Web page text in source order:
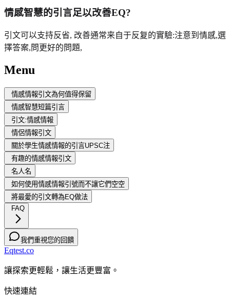
情感智慧的引言足以改善EQ?
引文可以支持反省, 改善通常来自于反复的實驗:注意到情感,選
擇答案,問更好的問題,
Menu
情感情報引文為何值得保留
情感智慧短篇引言
引文:情感情報
情侶情報引文
關於學生情感情報的引言UPSC注
有趣的情感情報引文
名人名
如何使用情感情報引號而不讓它們空空
將最愛的引文轉為EQ做法
FAQ
我們重視您的回饋
Eqtest.co
讓探索更輕鬆，讓生活更豐富。
快速連結